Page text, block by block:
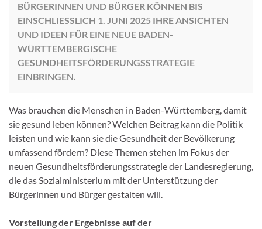
BÜRGERINNEN UND BÜRGER KÖNNEN BIS
EINSCHLIESSLICH 1. JUNI 2025 IHRE ANSICHTEN U
ND IDEEN FÜR EINE NEUE BADEN-W
ÜRTTEMBERGISCHE G
ESUNDHEITSFÖRDERUNGSSTRATEGIE E
INBRINGEN.
Was brauchen die Menschen in Baden-Württemberg, damit
sie gesund leben können? Welchen Beitrag kann die Politik
leisten und wie kann sie die Gesundheit der Bevölkerung
umfassend fördern? Diese Themen stehen im Fokus der
neuen Gesundheitsförderungsstrategie der Landesregierung,
die das Sozialministerium mit der Unterstützung der
Bürgerinnen und Bürger gestalten will.
Vorstellung der Ergebnisse auf der